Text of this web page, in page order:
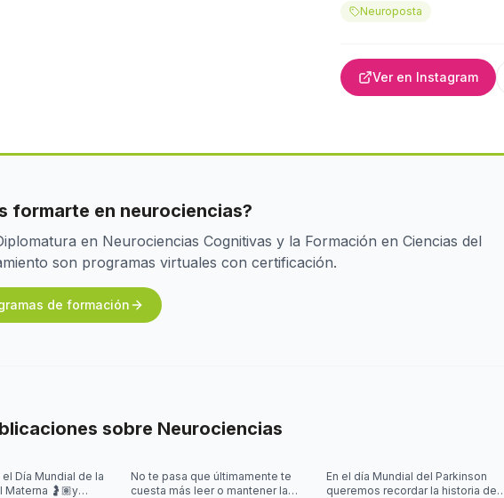
Neuroposta
Ver en Instagram
formarte en neurociencias?
en Neurociencias Cognitivas y la Formación en Ciencias del
son programas virtuales con certificación.
de formación
sobre Neurociencias
Día Mundial de la
Materna 🤰🏽y
No te pasa que últimamente te
cuesta más leer o mantener la
En el día Mundial del Parkinson
queremos recordar la historia de